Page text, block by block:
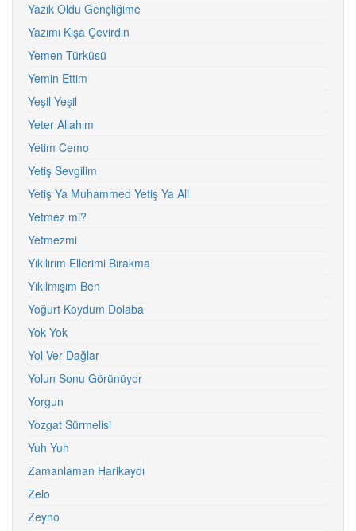
Yazık Oldu Gençliğime
Yazımı Kışa Çevirdin
Yemen Türküsü
Yemin Ettim
Yeşil Yeşil
Yeter Allahım
Yetim Cemo
Yetiş Sevgilim
Yetiş Ya Muhammed Yetiş Ya Ali
Yetmez mi?
Yetmezmi
Yıkılırım Ellerimi Bırakma
Yıkılmışım Ben
Yoğurt Koydum Dolaba
Yok Yok
Yol Ver Dağlar
Yolun Sonu Görünüyor
Yorgun
Yozgat Sürmelisi
Yuh Yuh
Zamanlaman Harikaydı
Zelo
Zeyno